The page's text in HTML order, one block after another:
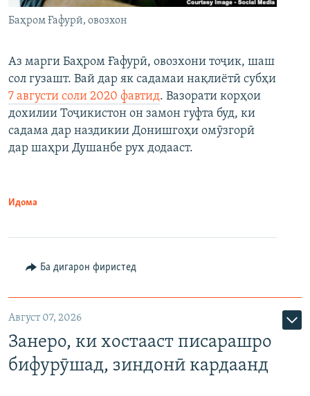
Баҳром Ғафурӣ, овозхон
Аз марги Баҳром Ғафурӣ, овозхони тоҷик, шаш
сол гузашт. Вай дар як садамаи нақлиётӣ субҳи
7 августи соли 2020 фавтид. Вазорати корҳои
дохилии Тоҷикистон он замон гуфта буд, ки
садама дар наздикии Донишгоҳи омӯзгорӣ
дар шаҳри Душанбе рух додааст.
Идома
Ба дигарон фиристед
Август 07, 2026
Занеро, ки хостааст писарашро
бифурӯшад, зиндонӣ кардаанд